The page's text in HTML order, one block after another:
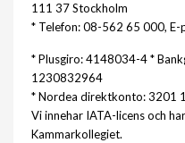
111 37 Stockholm
* Telefon: 08-562 65 000, E-
* Plusgiro: 4148034-4 *
1230832964
* Nordea direktkonto: 3201
Vi innehar IATA-licens och
Kammarkollegiet.